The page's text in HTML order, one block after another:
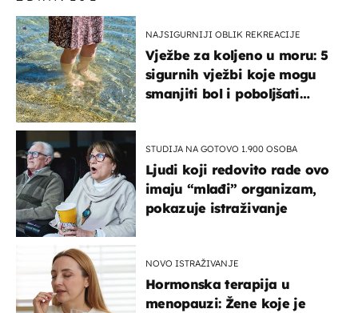
NAJSIGURNIJI OBLIK REKREACIJE
Vježbe za koljeno u moru: 5
sigurnih vježbi koje mogu
smanjiti bol i poboljšati
STUDIJA NA GOTOVO 1.900 OSOBA
Ljudi koji redovito rade ovo
imaju “mlađi” organizam,
pokazuje istraživanje
NOVO ISTRAŽIVANJE
Hormonska terapija u
menopauzi: Žene koje je